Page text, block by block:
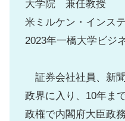
大学院 兼任教授
米ミルケン・インス
2023年一橋大学ビ
証券会社社員、新
政界に入り、10年ま
政権で内閣府大臣政